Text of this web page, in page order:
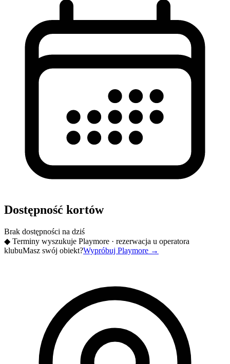
Dostępność kortów
Brak dostępności na dziś
◆ Terminy wyszukuje Playmore · rezerwacja u operatora
klubuMasz swój obiekt?Wypróbuj Playmore →